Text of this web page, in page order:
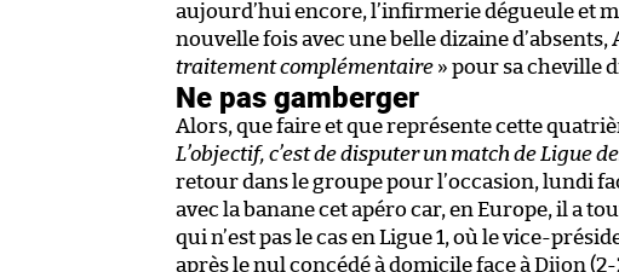
aujourd’hui encore, l’infirmerie dégueule et
nouvelle fois avec une belle dizaine
traitement complémentaire » pour sa cheville
Ne pas gamberger
Alors, que faire et que représente cette
L’objectif, c’est de disputer un match de Ligue
retour dans le groupe pour l’occasion, lundi
avec la banane cet apéro car, en Europe, il a
qui n’est pas le cas en Ligue 1, où le vice-
après le nul concédé à domicile face à Dijon